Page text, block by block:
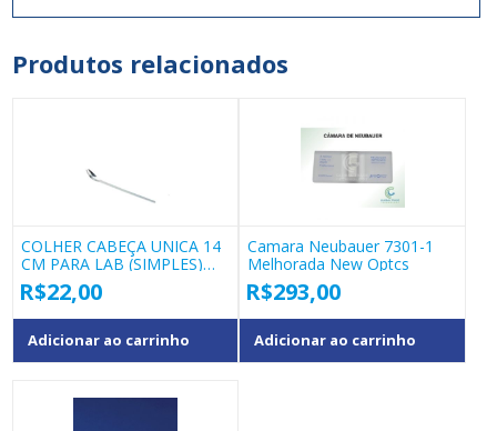
Produtos relacionados
COLHER CABEÇA UNICA 14
CM PARA LAB (SIMPLES)
COD 40137.01
R$22,00
Adicionar ao carrinho
Camara Neubauer 7301-1
Melhorada New Optcs
R$293,00
Adicionar ao carrinho